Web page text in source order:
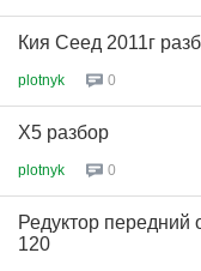
Кия Сеед 2011г
plotnyk 0
X5 разбор
plotnyk 0
Редуктор передний
120